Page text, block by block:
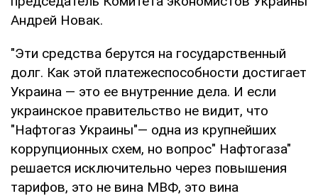
Андрей Новак.
"Эти средства берутся на государственный
долг. Как этой платежеспособности достигает
Украина — это ее внутренние дела. И если
украинское правительство не видит, что
"Нафтогаз Украины"— одна из крупнейших
коррупционных схем, но вопрос" Нафтогаза"
решается исключительно через повышения
тарифов, это не вина МВФ, это вина